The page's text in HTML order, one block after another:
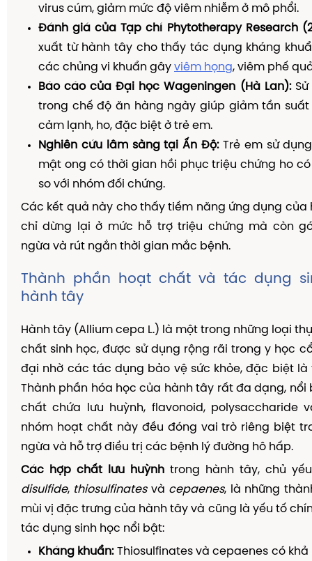
virus cúm, giảm mức độ viêm nhiễm ở mô phổi.
Đánh giá của Tạp chí Phytotherapy Research
xuất từ hành tây cho thấy tác dụng kháng
các chủng vi khuẩn gây viêm họng, viêm phế
Báo cáo của Đại học Wageningen (Hà Lan):Sử
trong chế độ ăn hàng ngày giúp giảm tần
cảm lạnh, ho, đặc biệt ở trẻ em.
Nghiên cứu lâm sàng tại Ấn Độ:Trẻ em sử
mật ong có thời gian hồi phục triệu chứng ho
so với nhóm đối chứng.
Các kết quả này cho thấy tiềm năng ứng dụng của
chỉ dừng lại ở mức hỗ trợ triệu chứng mà còn
ngừa và rút ngắn thời gian mắc bệnh.
Thành phần hoạt chất và tác dụng
hành tây
Hành tây (Allium cepa L.) là một trong những loại
chất sinh học, được sử dụng rộng rãi trong y học
đại nhờ các tác dụng bảo vệ sức khỏe, đặc biệt là
Thành phần hóa học của hành tây rất đa dạng, nổi
chất chứa lưu huỳnh, flavonoid, polysaccharide
nhóm hoạt chất này đều đóng vai trò riêng biệt
ngừa và hỗ trợ điều trị các bệnh lý đường hô hấp.
Các hợp chất lưu huỳnh trong hành tây, chủ
disulfide, thiosulfinatesvà cepaenes, là những
mùi vị đặc trưng của hành tây và cũng là yếu tố
tác dụng sinh học nổi bật:
Kháng khuẩn:Thiosulfinates và cepaenes có khả